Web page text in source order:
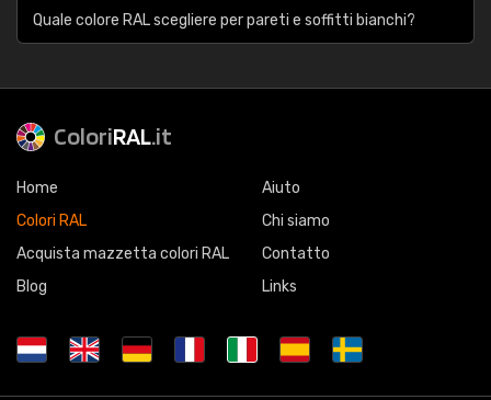
Quale colore RAL scegliere per pareti e soffitti bianchi?
ColoriRAL.it
Home
Colori RAL
Acquista mazzetta colori RAL
Blog
Aiuto
Chi siamo
Contatto
Links